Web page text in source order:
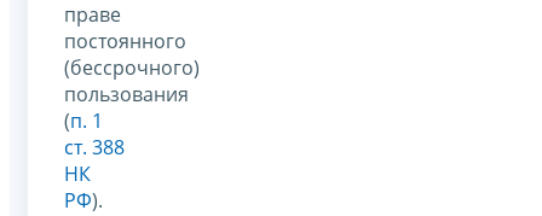
праве
постоянного
(бессрочного)
пользования
(п. 1
ст. 388
НК
РФ).